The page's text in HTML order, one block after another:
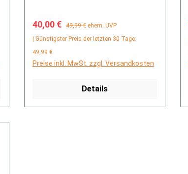
Verkaufspreis:
40,00 € Regulärer Preis:
49,99 € ehem. UVP
| Günstigster Preis der letzten 30 Tage:
49,99 €
Preise inkl. MwSt. zzgl. Versandkosten
Details